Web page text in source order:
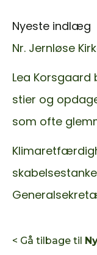
Nyeste indlæg
Nr. Jernløse
Lea
stier og
som ofte
< Gå tilbage til